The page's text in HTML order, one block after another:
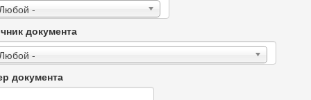
-
документа
-
документа